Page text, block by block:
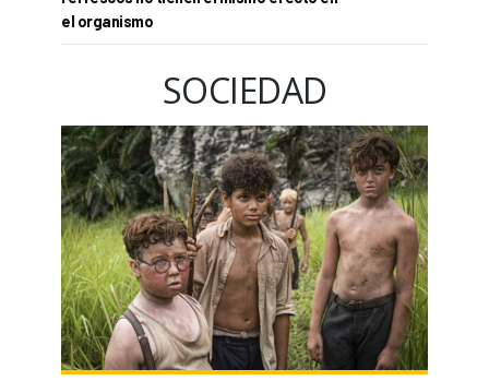
el organismo
SOCIEDAD